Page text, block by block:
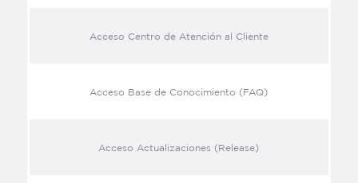
Acceso Centro de Atención al Cliente
Acceso Base de Conocimiento (FAQ)
Acceso Actualizaciones (Release)